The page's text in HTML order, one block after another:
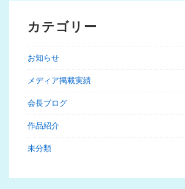
カテゴリー
お知らせ
メディア掲載実績
会長ブログ
作品紹介
未分類